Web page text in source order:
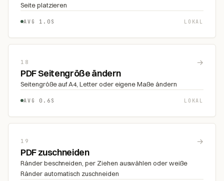
Seite platzieren
AVG 1.0S LOKAL
18 →
PDF Seitengröße ändern
Seitengröße auf A4, Letter oder eigene Maße ändern
AVG 0.6S LOKAL
19 →
PDF zuschneiden
Ränder beschneiden, per Ziehen auswählen oder weiße
Ränder automatisch zuschneiden